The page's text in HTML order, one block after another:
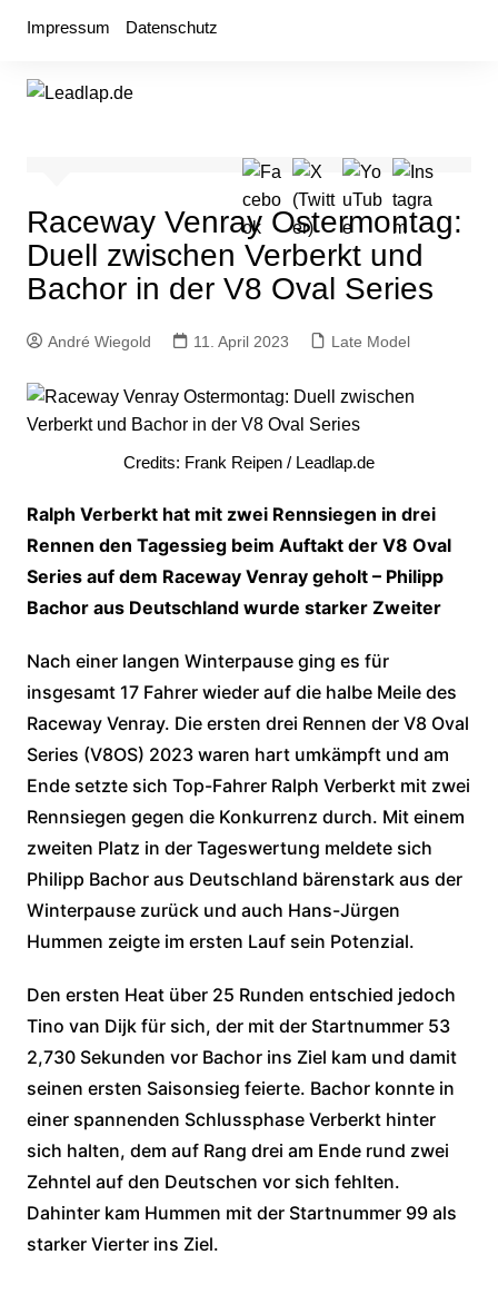
Impressum Datenschutz
Raceway Venray Ostermontag:
Duell zwischen Verberkt und
Bachor in der V8 Oval Series
André Wiegold 11. April 2023 Late Model
Credits: Frank Reipen / Leadlap.de
Ralph Verberkt hat mit zwei Rennsiegen in drei
Rennen den Tagessieg beim Auftakt der V8 Oval
Series auf dem Raceway Venray geholt – Philipp
Bachor aus Deutschland wurde starker Zweiter
Nach einer langen Winterpause ging es für
insgesamt 17 Fahrer wieder auf die halbe Meile des
Raceway Venray. Die ersten drei Rennen der V8 Oval
Series (V8OS) 2023 waren hart umkämpft und am
Ende setzte sich Top-Fahrer Ralph Verberkt mit zwei
Rennsiegen gegen die Konkurrenz durch. Mit einem
zweiten Platz in der Tageswertung meldete sich
Philipp Bachor aus Deutschland bärenstark aus der
Winterpause zurück und auch Hans-Jürgen
Hummen zeigte im ersten Lauf sein Potenzial.
Den ersten Heat über 25 Runden entschied jedoch
Tino van Dijk für sich, der mit der Startnummer 53
2,730 Sekunden vor Bachor ins Ziel kam und damit
seinen ersten Saisonsieg feierte. Bachor konnte in
einer spannenden Schlussphase Verberkt hinter
sich halten, dem auf Rang drei am Ende rund zwei
Zehntel auf den Deutschen vor sich fehlten.
Dahinter kam Hummen mit der Startnummer 99 als
starker Vierter ins Ziel.